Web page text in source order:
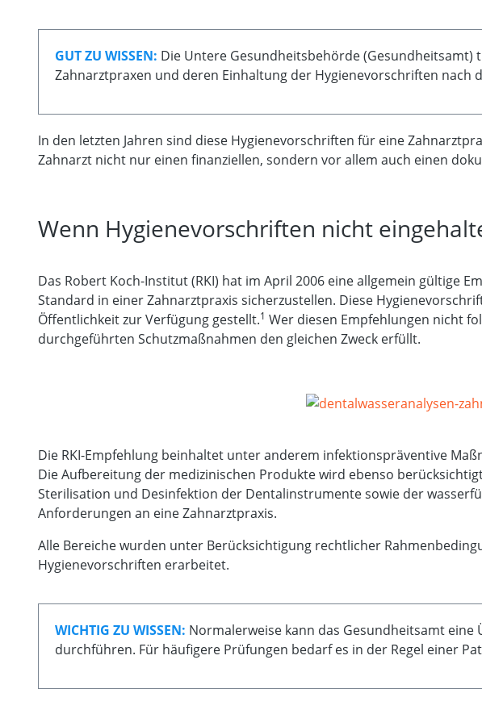
GUT ZU WISSEN: Die Untere Gesundheitsbehörde
Zahnarztpraxen und deren Einhaltung der Hygienevorschriften nach
In den letzten Jahren sind diese Hygienevorschriften für eine
Zahnarzt nicht nur einen finanziellen, sondern vor allem auch einen
Wenn Hygienevorschriften nicht
Das Robert Koch-Institut (RKI) hat im April 2006 eine allgemein gültige
Standard in einer Zahnarztpraxis sicherzustellen. Diese
Öffentlichkeit zur Verfügung gestellt.1 Wer diesen Empfehlungen nicht
durchgeführten Schutzmaßnahmen den gleichen Zweck erfüllt.
Die RKI-Empfehlung beinhaltet unter anderem infektionspräventive
Die Aufbereitung der medizinischen Produkte wird ebenso
Sterilisation und Desinfektion der Dentalinstrumente sowie der
Anforderungen an eine Zahnarztpraxis.
Alle Bereiche wurden unter Berücksichtigung rechtlicher
Hygienevorschriften erarbeitet.
WICHTIG ZU WISSEN: Normalerweise kann das Gesundheitsamt
durchführen. Für häufigere Prüfungen bedarf es in der Regel einer